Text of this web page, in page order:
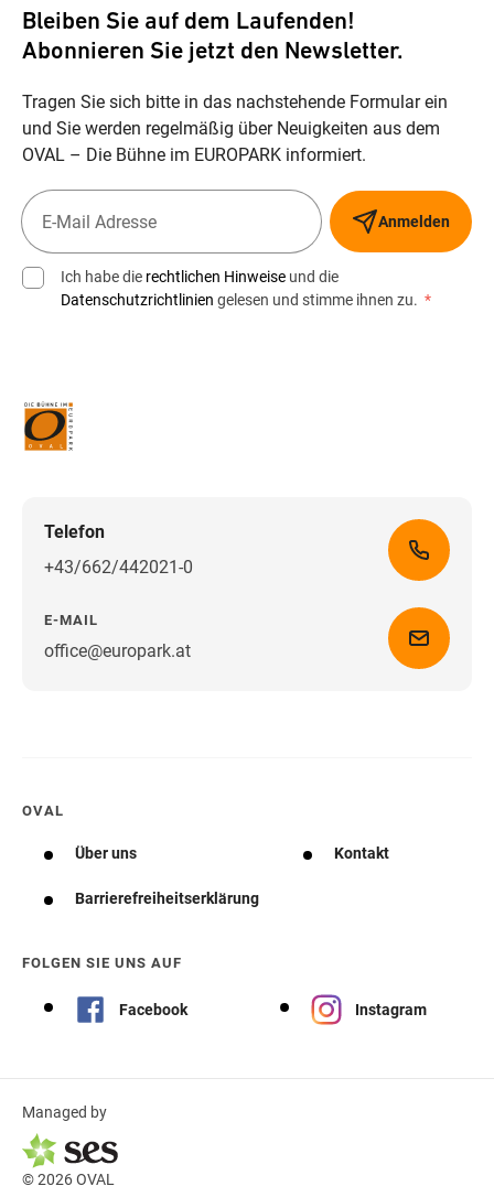
Bleiben Sie auf dem Laufenden!
Abonnieren Sie jetzt den Newsletter.
Tragen Sie sich bitte in das nachstehende Formular ein
und Sie werden regelmäßig über Neuigkeiten aus dem
OVAL – Die Bühne im EUROPARK informiert.
Anmelden
Ich habe die rechtlichen Hinweise und die
Datenschutzrichtlinien gelesen und stimme ihnen zu. *
Telefon
+43/662/442021-0
E-MAIL
office@europark.atWegbeschreibung erhalten
OVAL
Über uns Kontakt
Barrierefreiheitserklärung
FOLGEN SIE UNS AUF
Facebook Instagram
Managed by
© 2026 OVAL